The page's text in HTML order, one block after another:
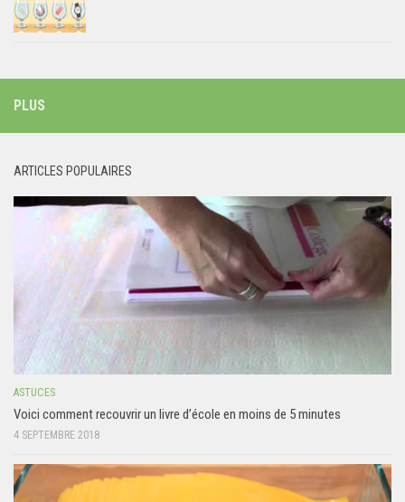
PLUS
ARTICLES POPULAIRES
ASTUCES
Voici comment recouvrir un livre d’école en moins de 5 minutes
4 SEPTEMBRE 2018